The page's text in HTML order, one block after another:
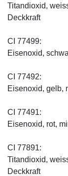
Titandioxid,
Deckkraft
CI 77499:
Eisenoxid,
CI 77492:
Eisenoxid, gelb,
CI 77491:
Eisenoxid, rot,
CI 77891:
Titandioxid,
Deckkraft